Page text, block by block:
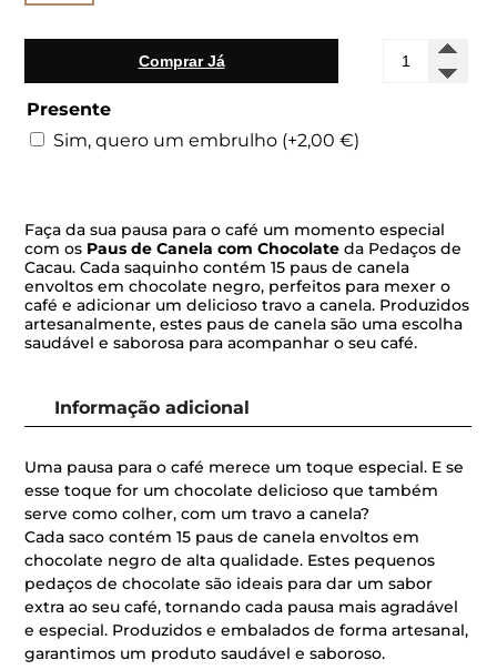
Comprar Já
Quantidade
de
Mexer
o
Café
Presente
Sim, quero um embrulho (+2,00€)
Faça da sua pausa para o café um momento especial
com os Paus de Canela com Chocolate da Pedaços de
Cacau. Cada saquinho contém 15 paus de canela
envoltos em chocolate negro, perfeitos para mexer o
café e adicionar um delicioso travo a canela. Produzidos
artesanalmente, estes paus de canela são uma escolha
saudável e saborosa para acompanhar o seu café.
Informação adicional
Uma pausa para o café merece um toque especial. E se
esse toque for um chocolate delicioso que também
serve como colher, com um travo a canela?
Cada saco contém 15 paus de canela envoltos em
chocolate negro de alta qualidade. Estes pequenos
pedaços de chocolate são ideais para dar um sabor
extra ao seu café, tornando cada pausa mais agradável
e especial. Produzidos e embalados de forma artesanal,
garantimos um produto saudável e saboroso.